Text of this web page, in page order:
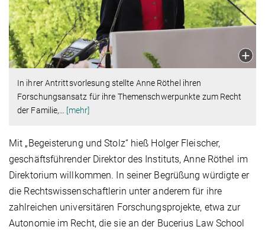
In ihrer Antrittsvorlesung stellte Anne Röthel ihren
Forschungsansatz für ihre Themenschwerpunkte zum Recht
der Familie,… [mehr]
Mit „Begeisterung und Stolz“ hieß Holger Fleischer,
geschäftsführender Direktor des Instituts, Anne Röthel im
Direktorium willkommen. In seiner Begrüßung würdigte er
die Rechtswissenschaftlerin unter anderem für ihre
zahlreichen universitären Forschungsprojekte, etwa zur
Autonomie im Recht, die sie an der Bucerius Law School